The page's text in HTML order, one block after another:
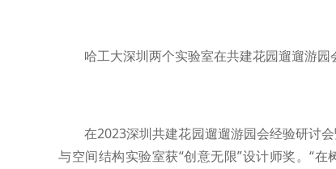
哈工大深圳两个实验室在共建花园遛遛游园
在2023深圳共建花园遛遛游园会经验研讨
与空间结构实验室获“创意无限”设计师奖。“